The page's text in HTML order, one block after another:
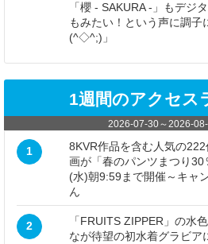
「櫻 - SAKURA -」もデジ
もみたい！という声に調子
(^◇^;)」
1週間のアクセス
2026-07-30～2026-
1
8KVR作品を含む人気の
画が「春のパンツまつり
(水)朝9:59まで開催～キャ
ん
2
「FRUITS ZIPPER」の水
なが待望の初水着グラビア